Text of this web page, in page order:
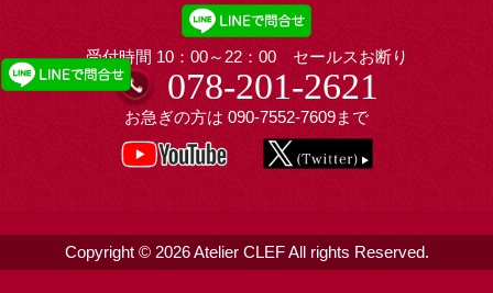
受付時間 10：00～22：00 セールスお断り
078-201-2621
お急ぎの方は 090-7552-7609まで
Copyright © 2026 Atelier CLEF All rights Reserved.